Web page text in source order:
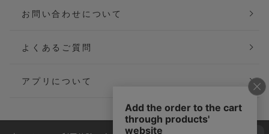
お問い合わせについて
よくあるご質問
アプリについて